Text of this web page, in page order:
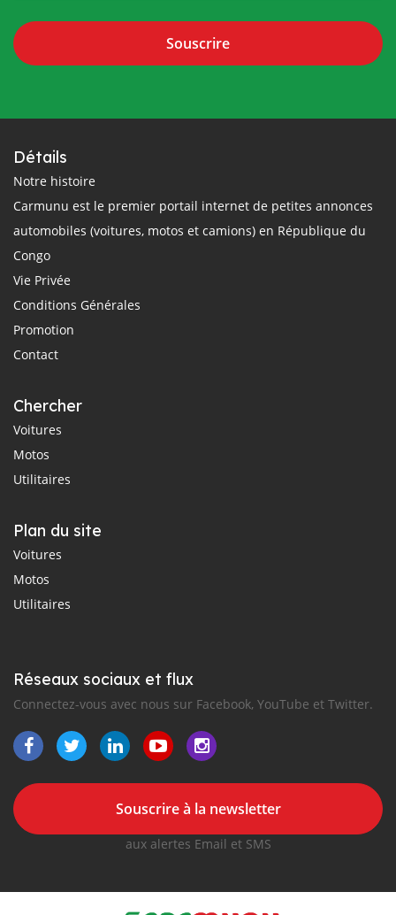
Souscrire
Détails
Notre histoire
Carmunu est le premier portail internet de petites annonces
automobiles (voitures, motos et camions) en République du
Congo
Vie Privée
Conditions Générales
Promotion
Contact
Chercher
Voitures
Motos
Utilitaires
Plan du site
Voitures
Motos
Utilitaires
Réseaux sociaux et flux
Connectez-vous avec nous sur Facebook, YouTube et Twitter.
Souscrire à la newsletter
aux alertes Email et SMS